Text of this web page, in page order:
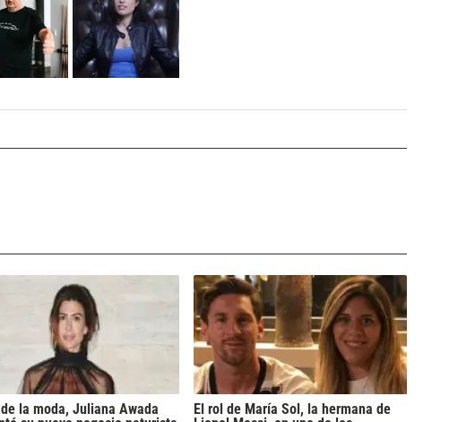
la moda, Juliana Awada
El rol de María Sol, la hermana de